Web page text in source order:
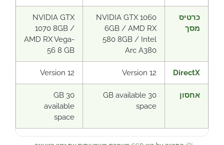
כרטיס
מסך
NVIDIA GTX 1060
6GB / AMD RX
580 8GB / Intel
Arc A380
NVIDIA GTX
1070 8GB /
AMD RX Vega-
56 8 GB
DirectX
Version 12
Version 12
אחסון
30 GB available
space
30 GB
available
space